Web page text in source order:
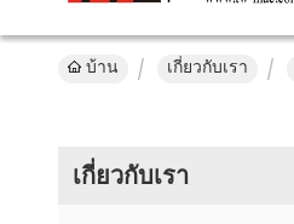
บ้าน เกี่ยวกับเรา
เกี่ยวกับเรา